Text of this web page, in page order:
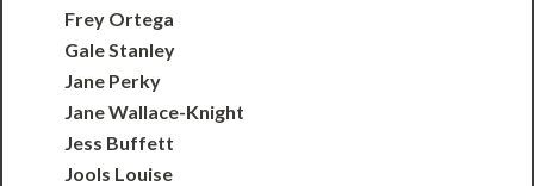
Frey Ortega
Gale Stanley
Jane Perky
Jane Wallace-Knight
Jess Buffett
Jools Louise